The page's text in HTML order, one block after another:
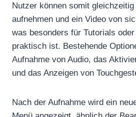
Nutzer können somit
aufnehmen und ein Video von
was besonders für Tutorials
praktisch ist. Bestehende
Aufnahme von Audio, das
und das Anzeigen von
Nach der Aufnahme wird ein